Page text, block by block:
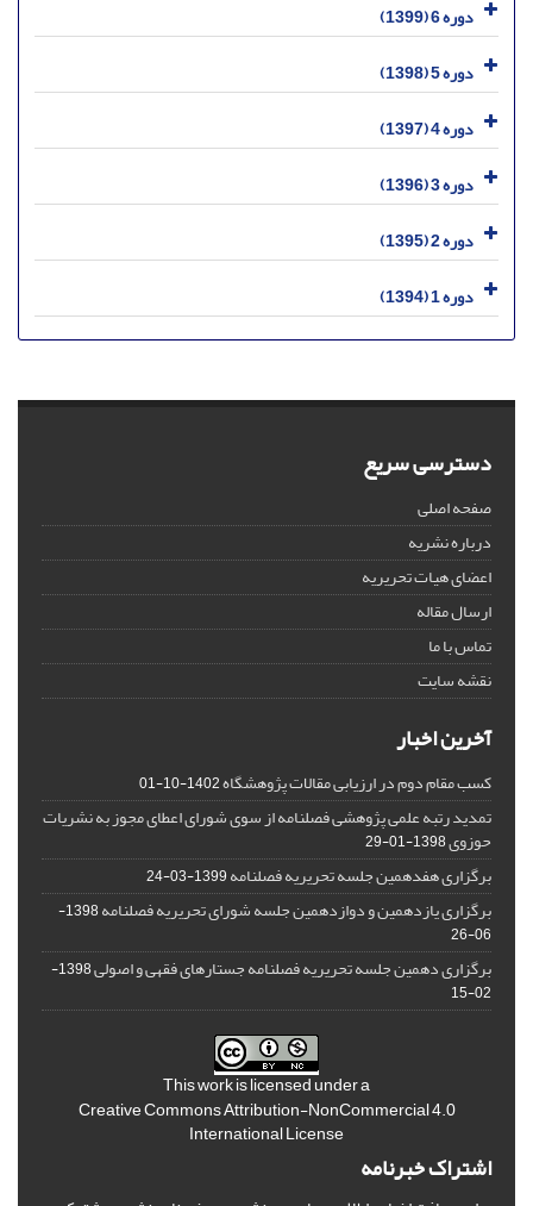
دوره 6 (1399)
دوره 5 (1398)
دوره 4 (1397)
دوره 3 (1396)
دوره 2 (1395)
دوره 1 (1394)
دسترسی سریع
صفحه اصلی
درباره نشریه
اعضای هیات تحریریه
ارسال مقاله
تماس با ما
نقشه سایت
آخرین اخبار
کسب مقام دوم در ارزیابی مقالات پژوهشگاه1402-10-01
تمدید رتبه علمی پژوهشی فصلنامه از سوی شورای اعطای مجوز به نشریات
حوزوی1398-01-29
برگزاری هفدهمین جلسه تحریریه فصلنامه1399-03-24
برگزاری یازدهمین و دوازدهمین جلسه شورای تحریریه فصلنامه
1398-
06-26
برگزاری دهمین جلسه تحریریه فصلنامه جستارهای فقهی و اصولی
1398-
02-15
This work is licensed under a
Creative Commons Attribution-NonCommercial 4.0
International License
اشتراک خبرنامه